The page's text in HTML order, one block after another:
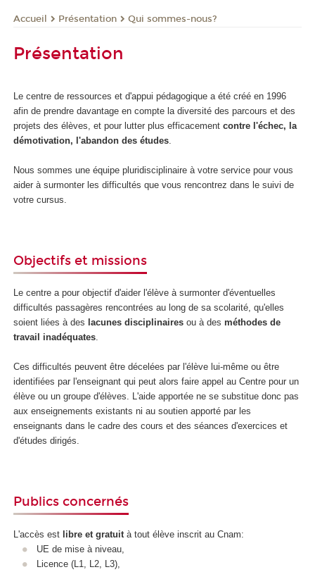
Accueil Présentation Qui sommes-nous?
Présentation
Le centre de ressources et d'appui pédagogique a été créé en 1996
afin de prendre davantage en compte la diversité des parcours et des
projets des élèves, et pour lutter plus efficacement contre l'échec, la
démotivation, l'abandon des études
Nous sommes une équipe pluridisciplinaire à votre service pour vous
aider à surmonter les difficultés que vous rencontrez dans le suivi de
votre cursus.
Objectifs et missions
Le centre a pour objectif d'aider l'élève à surmonter d'éventuelles
difficultés passagères rencontrées au long de sa scolarité, qu'elles
soient liées à des lacunes disciplinaires ou à des méthodes de
travail inadéquates.
Ces difficultés peuvent être décelées par l'élève lui-même ou être
identifiées par l'enseignant qui peut alors faire appel au Centre pour un
élève ou un groupe d'élèves. L'aide apportée ne se substitue donc pas
aux enseignements existants ni au soutien apporté par les
enseignants dans le cadre des cours et des séances d'exercices et
d'études dirigés.
Publics concernés
L'accès est libre et gratuit à tout élève inscrit au Cnam:
UE de mise à niveau,
Licence (L1, L2, L3),